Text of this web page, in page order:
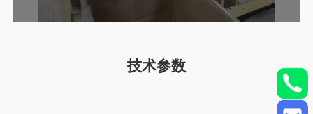
技术参数